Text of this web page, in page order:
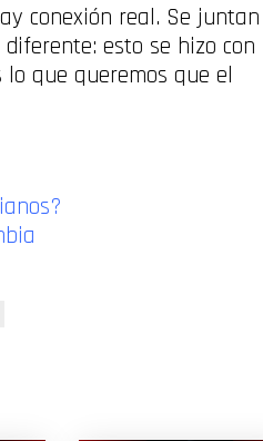
conexión real. Se juntan
esto se hizo con
que queremos que el